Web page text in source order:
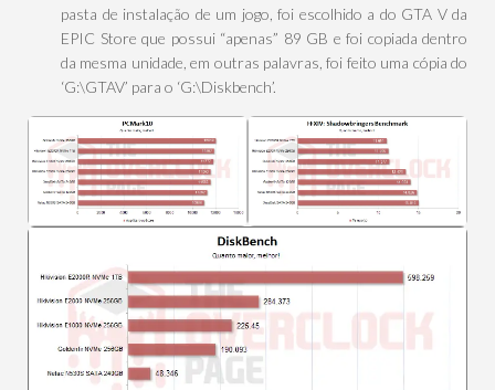
pasta de instalação de um jogo, foi escolhido a do GTA V da
EPIC Store que possui “apenas” 89 GB e foi copiada dentro
da mesma unidade, em outras palavras, foi feito uma cópia do
‘G:\GTAV’ para o ‘G:\Diskbench’.